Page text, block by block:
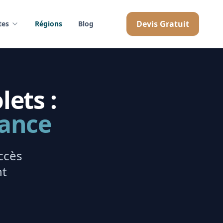
Régions Blog Devis Gratuit
: